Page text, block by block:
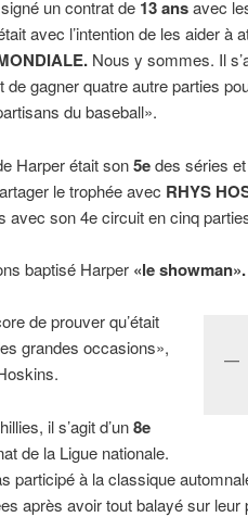
un contrat de 13 ansavec
avec l’intention de les aider à
Nous y sommes. Il
de gagner quatre autre parties
du baseball».
Harper était son5edes séries et
le trophée avec RHYS
avec son 4e circuit en cinq
baptisé Harper «le showman».
de prouver qu’était
grandes occasions»,
il s’agit d’un8e
de la Ligue nationale.
participé à la classique
après avoir tout balayé sur leur